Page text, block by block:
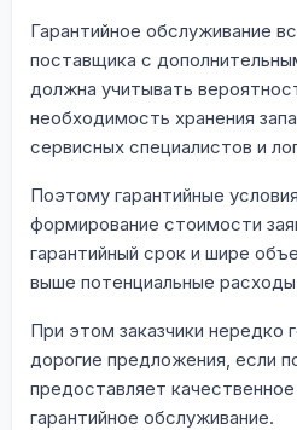
Гарантийное обслуживание
поставщика с
должна учитывать
необходимость хранения
сервисных специалистов и
Поэтому гарантийные
формирование стоимости
гарантийный срок и шире
выше потенциальные
При этом заказчики нередко
дорогие предложения, если
предоставляет
гарантийное обслуживание.